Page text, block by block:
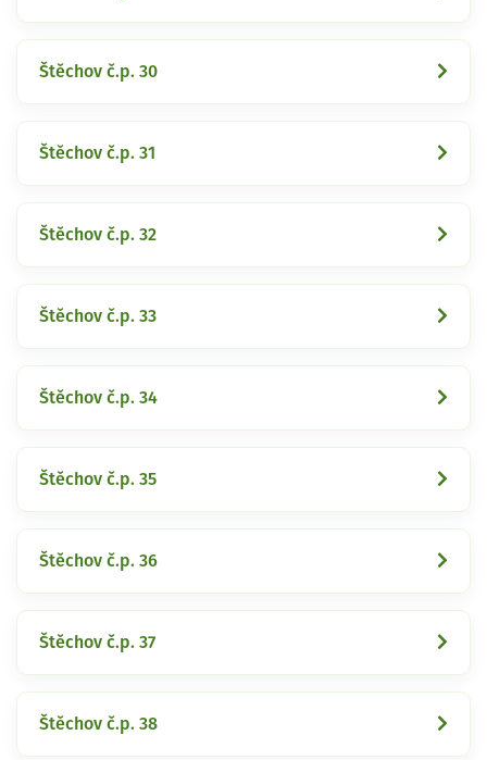
Štěchov č.p. 30
Štěchov č.p. 31
Štěchov č.p. 32
Štěchov č.p. 33
Štěchov č.p. 34
Štěchov č.p. 35
Štěchov č.p. 36
Štěchov č.p. 37
Štěchov č.p. 38